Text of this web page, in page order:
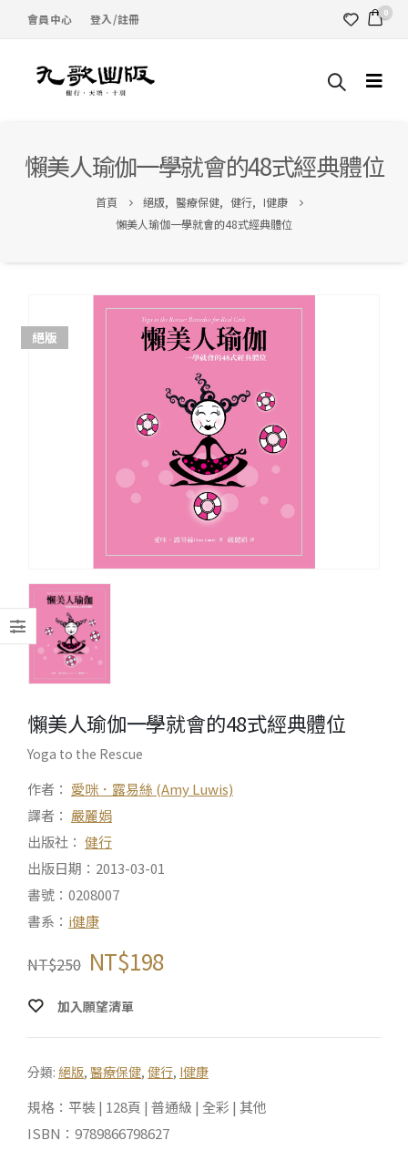
會員中心 登入/註冊 0
懶美人瑜伽――一學就會的48式經典體位
首頁 絕版, 醫療保健, 健行, I健康
懶美人瑜伽――一學就會的48式經典體位
絕版
懶美人瑜伽――一學就會的48式經典體位
Yoga to the Rescue
作者： 愛咪．露易絲 (Amy Luwis)
譯者： 嚴麗娟
出版社： 健行
出版日期：2013-03-01
書號：0208007
書系： i健康
NT$250 NT$198
加入願望清單
分類: 絕版, 醫療保健, 健行, I健康
規格：平裝 | 128頁 | 普通級 | 全彩 | 其他
ISBN：9789866798627